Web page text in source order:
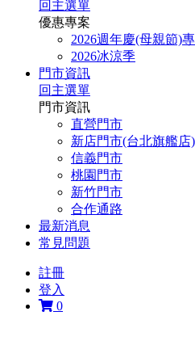
回主選單
優惠專案
2026週年慶(母親節)
2026冰涼季
門市資訊
回主選單
門市資訊
直營門市
新店門市(台北旗艦店)
信義門市
桃園門市
新竹門市
合作通路
最新消息
常見問題
註冊
登入
0